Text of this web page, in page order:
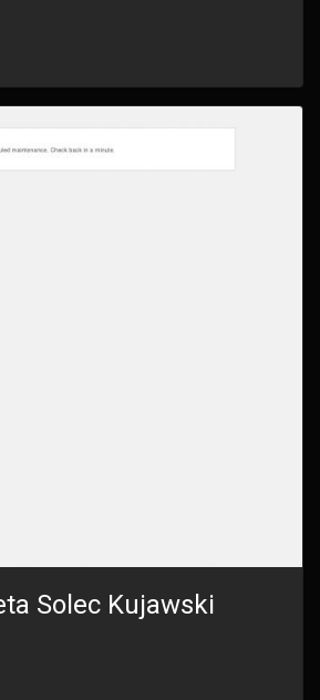
Solec Kujawski